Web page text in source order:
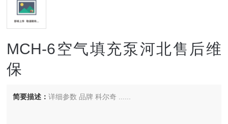
MCH-6空气填充泵河北售后维
保
简要描述：详细参数 品牌 科尔奇 ......